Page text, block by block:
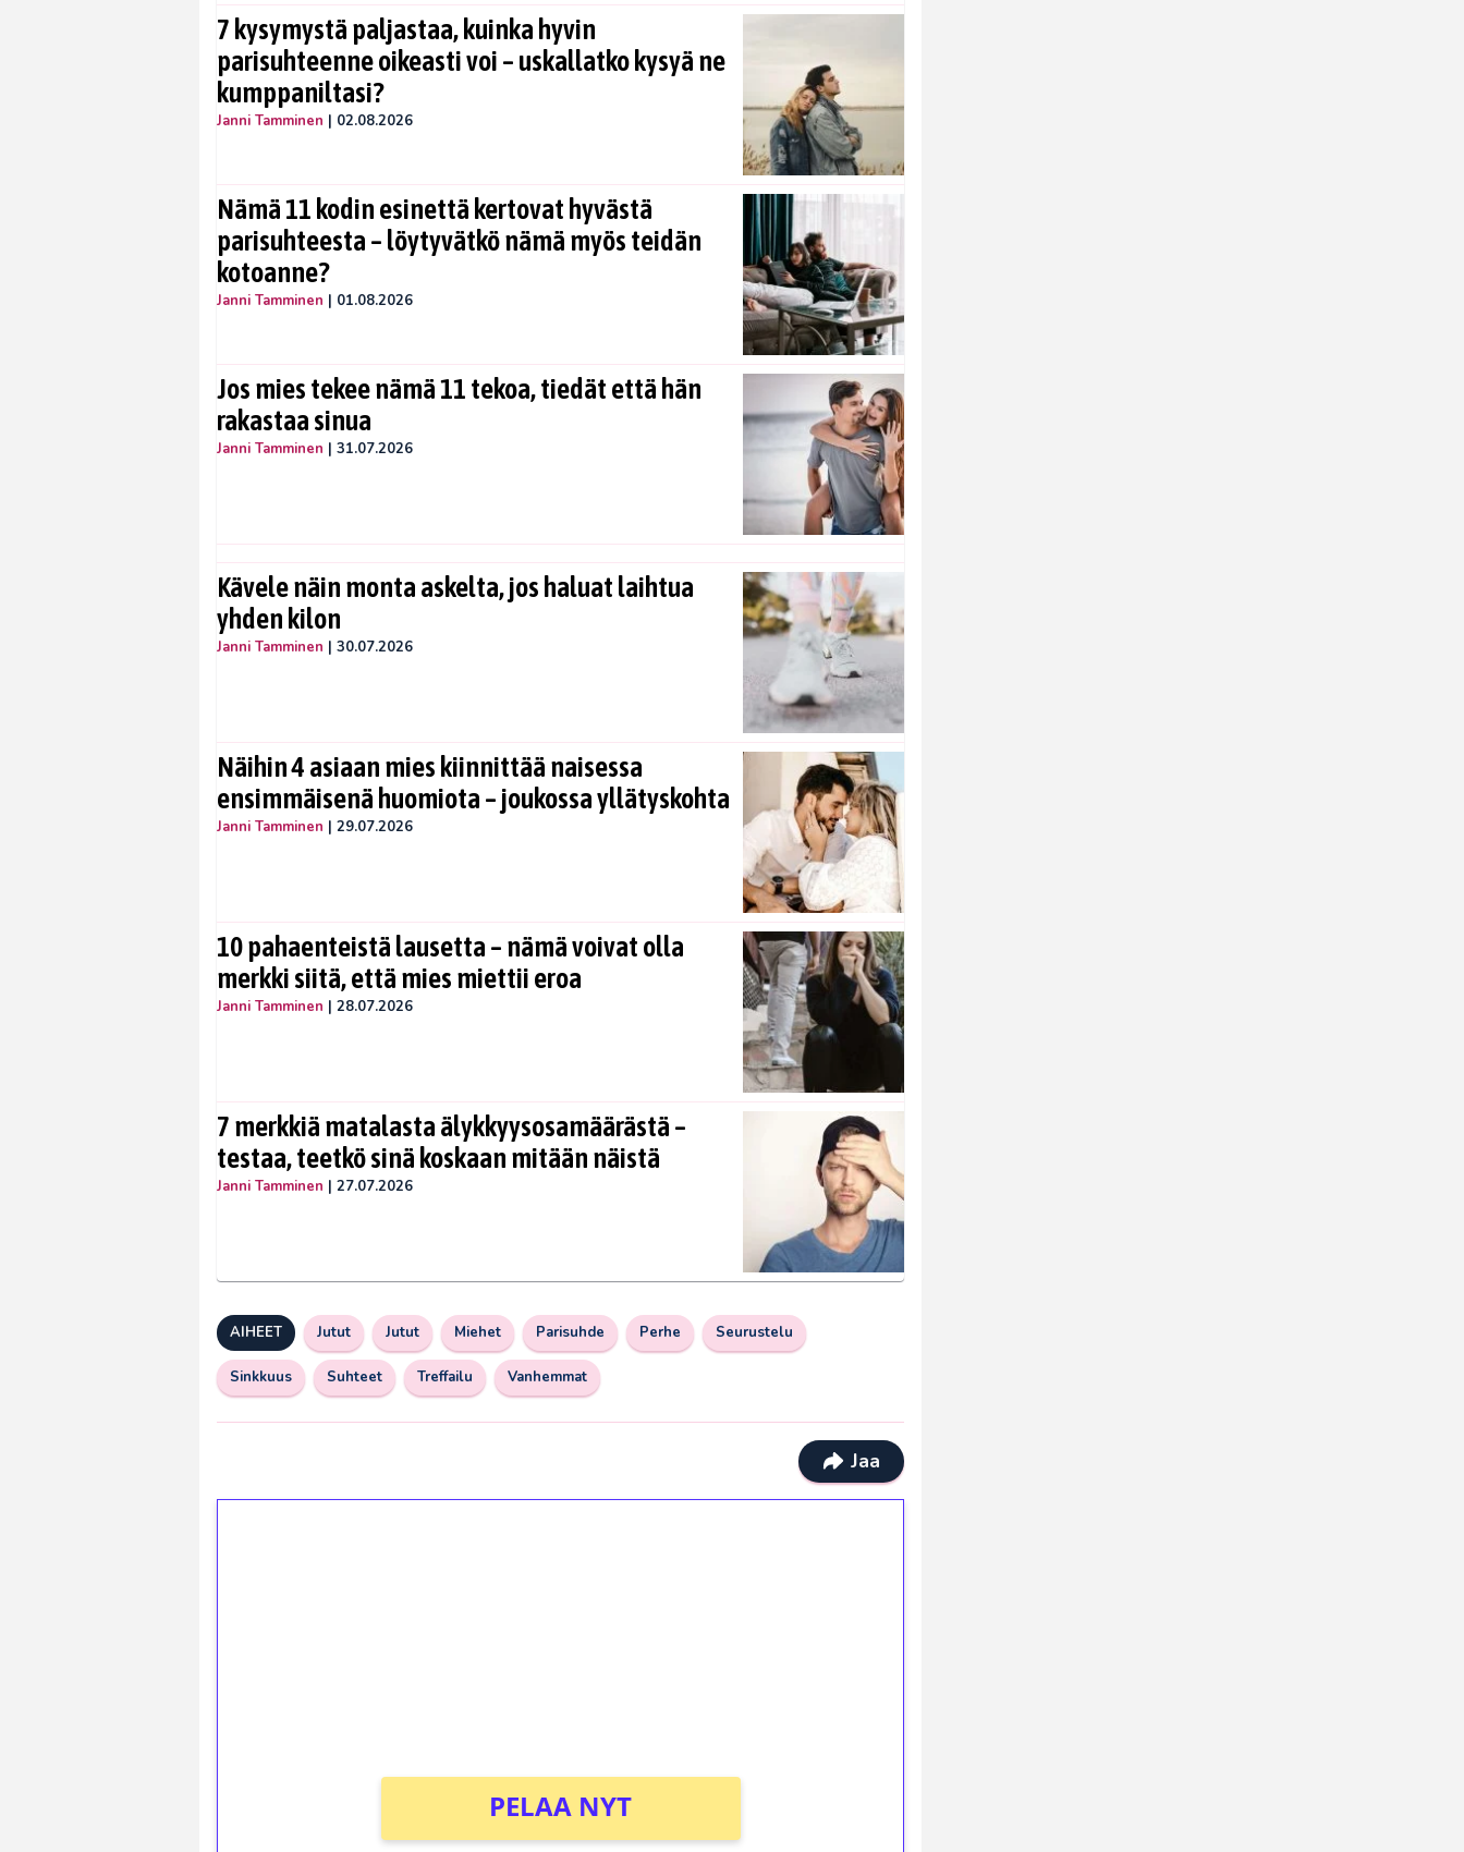
7 kysymystä paljastaa, kuinka hyvin
parisuhteenne oikeasti voi – uskallatko kysyä ne
kumppaniltasi?
Janni Tamminen | 02.08.2026
Nämä 11 kodin esinettä kertovat hyvästä
parisuhteesta – löytyvätkö nämä myös teidän
kotoanne?
Janni Tamminen | 01.08.2026
Jos mies tekee nämä 11 tekoa, tiedät että hän
rakastaa sinua
Janni Tamminen | 31.07.2026
Kävele näin monta askelta, jos haluat laihtua
yhden kilon
Janni Tamminen | 30.07.2026
Näihin 4 asiaan mies kiinnittää naisessa
ensimmäisenä huomiota – joukossa yllätyskohta
Janni Tamminen | 29.07.2026
10 pahaenteistä lausetta – nämä voivat olla
merkki siitä, että mies miettii eroa
Janni Tamminen | 28.07.2026
7 merkkiä matalasta älykkyysosamäärästä –
testaa, teetkö sinä koskaan mitään näistä
Janni Tamminen | 27.07.2026
AIHEET Jutut Jutut Miehet Parisuhde Perhe Seurustelu
Sinkkuus Suhteet Treffailu Vanhemmat
Jaa
PELAA NYT